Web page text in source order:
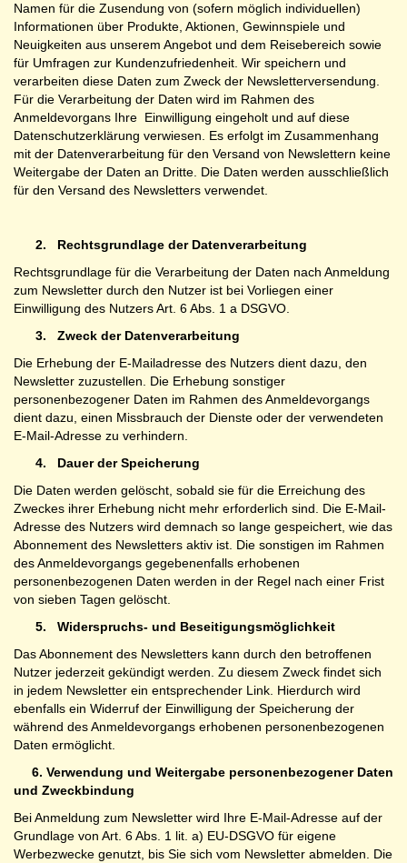
Namen für die Zusendung von (sofern möglich individuellen)
Informationen über Produkte, Aktionen, Gewinnspiele und
Neuigkeiten aus unserem Angebot und dem Reisebereich sowie
für Umfragen zur Kundenzufriedenheit. Wir speichern und
verarbeiten diese Daten zum Zweck der Newsletterversendung.
Für die Verarbeitung der Daten wird im Rahmen des
Anmeldevorgans Ihre Einwilligung eingeholt und auf diese
Datenschutzerklärung verwiesen. Es erfolgt im Zusammenhang
mit der Datenverarbeitung für den Versand von Newslettern keine
Weitergabe der Daten an Dritte. Die Daten werden ausschließlich
für den Versand des Newsletters verwendet.
2. Rechtsgrundlage der Datenverarbeitung
Rechtsgrundlage für die Verarbeitung der Daten nach Anmeldung
zum Newsletter durch den Nutzer ist bei Vorliegen einer
Einwilligung des Nutzers Art. 6 Abs. 1 a DSGVO.
3. Zweck der Datenverarbeitung
Die Erhebung der E-Mailadresse des Nutzers dient dazu, den
Newsletter zuzustellen. Die Erhebung sonstiger
personenbezogener Daten im Rahmen des Anmeldevorgangs
dient dazu, einen Missbrauch der Dienste oder der verwendeten
E-Mail-Adresse zu verhindern.
4. Dauer der Speicherung
Die Daten werden gelöscht, sobald sie für die Erreichung des
Zweckes ihrer Erhebung nicht mehr erforderlich sind. Die E-Mail-
Adresse des Nutzers wird demnach so lange gespeichert, wie das
Abonnement des Newsletters aktiv ist. Die sonstigen im Rahmen
des Anmeldevorgangs gegebenenfalls erhobenen
personenbezogenen Daten werden in der Regel nach einer Frist
von sieben Tagen gelöscht.
5. Widerspruchs- und Beseitigungsmöglichkeit
Das Abonnement des Newsletters kann durch den betroffenen
Nutzer jederzeit gekündigt werden. Zu diesem Zweck findet sich
in jedem Newsletter ein entsprechender Link. Hierdurch wird
ebenfalls ein Widerruf der Einwilligung der Speicherung der
während des Anmeldevorgangs erhobenen personenbezogenen
Daten ermöglicht.
6. Verwendung und Weitergabe personenbezogener Daten
und Zweckbindung
Bei Anmeldung zum Newsletter wird Ihre E-Mail-Adresse auf der
Grundlage von Art. 6 Abs. 1 lit. a) EU-DSGVO für eigene
Werbezwecke genutzt, bis Sie sich vom Newsletter abmelden. Die